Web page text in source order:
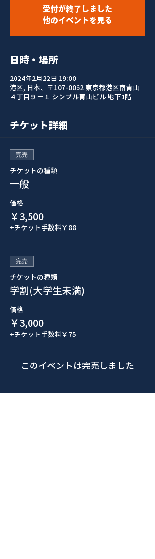
受付が終了しました
他のイベントを見る
日時・場所
2024年2月22日 19:00
港区, 日本、〒107-0062 東京都港区南青山
４丁目９−１ シンプル青山ビル 地下1階
チケット詳細
完売
チケットの種類
一般
価格
￥3,500
+チケット手数料￥88
完売
チケットの種類
学割(大学生未満)
価格
￥3,000
+チケット手数料￥75
このイベントは完売しました